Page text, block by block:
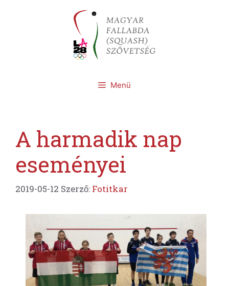
Menü
A harmadik nap
eseményei
2019-05-12 Szerző: Fotitkar